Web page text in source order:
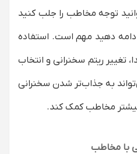
توجه مخاطب را جلب کنید
ادامه دهید مهم است. استفاده
تغییر ریتم سخنرانی و انتخاب
به جذاب‌تر شدن سخنرانی
مخاطب کمک کند.
با مخاطب